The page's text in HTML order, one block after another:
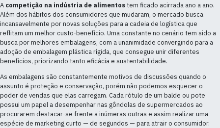
A competição na indústria de alimentostem ficado acirrada ano a ano.
Além dos hábitos dos consumidores que mudaram, o mercado busca
incansavelmente por novas soluções para a cadeia de logística que
reflitam um melhor custo-benefício. Uma constante no cenário tem sido a
busca por melhores embalagens, com a unanimidade convergindo para a
adoção de embalagem plástica rígida, que consegue unir diferentes
benefícios, priorizando tanto eficácia e sustentabilidade.
As embalagens são constantemente motivos de discussões quando o
assunto é proteção e conservação, porém não podemos esquecer o
poder de vendas que elas carregam. Cada rótulo de um balde ou pote
possui um papel a desempenhar nas gôndolas de supermercados ao
procurarem destacar-se frente a inúmeras outras e assim realizar uma
espécie de marketing curto — de segundos — para atrair o consumidor.